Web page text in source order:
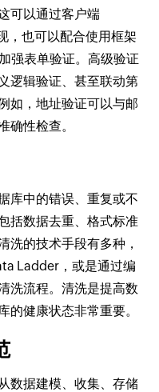
可以通过客户端
，也可以配合使用框架
强表单验证。高级验证
逻辑验证、甚至联动第
如，地址验证可以与邮
确性检查。
库中的错误、重复或不
括数据去重、格式标准
洗的技术手段有多种，
Ladder，或是通过编
洗流程。清洗是提高数
的健康状态非常重要。
数据建模、收集、存储